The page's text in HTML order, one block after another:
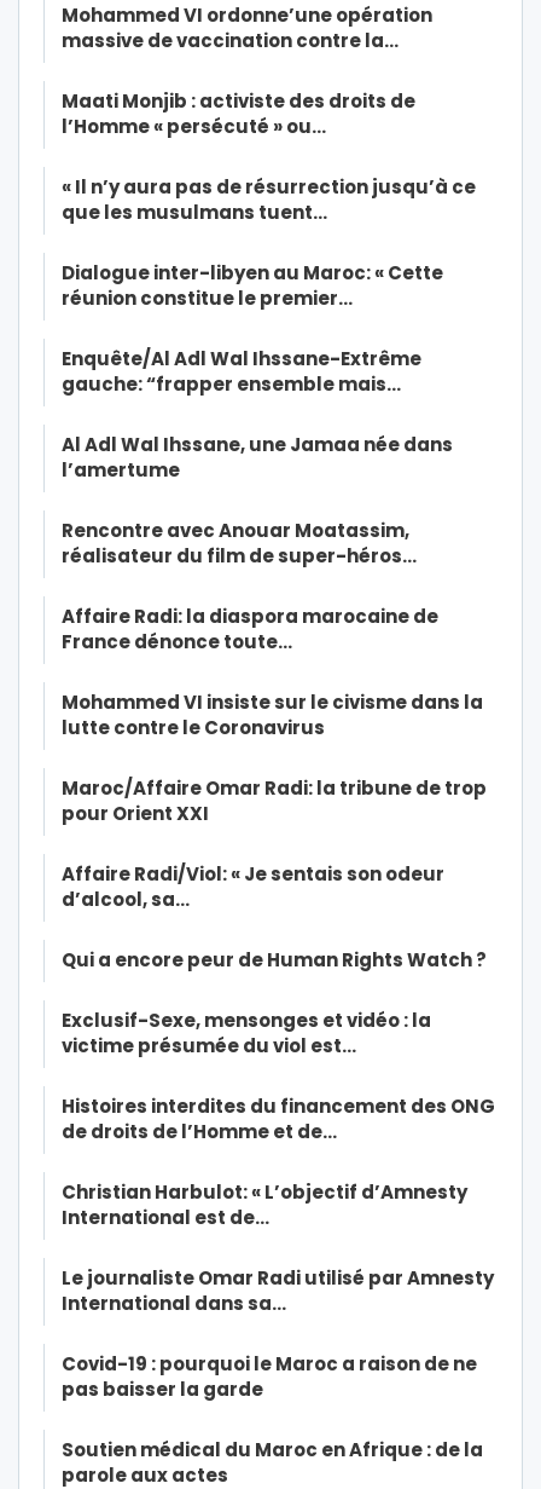
Mohammed VI ordonne’une opération
massive de vaccination contre la…
Maati Monjib : activiste des droits de
l’Homme « persécuté » ou…
« Il n’y aura pas de résurrection jusqu’à ce
que les musulmans tuent…
Dialogue inter-libyen au Maroc: « Cette
réunion constitue le premier…
Enquête/Al Adl Wal Ihssane-Extrême
gauche: “frapper ensemble mais…
Al Adl Wal Ihssane, une Jamaa née dans
l’amertume
Rencontre avec Anouar Moatassim,
réalisateur du film de super-héros…
Affaire Radi: la diaspora marocaine de
France dénonce toute…
Mohammed VI insiste sur le civisme dans la
lutte contre le Coronavirus
Maroc/Affaire Omar Radi: la tribune de trop
pour Orient XXI
Affaire Radi/Viol: « Je sentais son odeur
d’alcool, sa…
Qui a encore peur de Human Rights Watch ?
Exclusif-Sexe, mensonges et vidéo : la
victime présumée du viol est…
Histoires interdites du financement des ONG
de droits de l’Homme et de…
Christian Harbulot: « L’objectif d’Amnesty
International est de…
Le journaliste Omar Radi utilisé par Amnesty
International dans sa…
Covid-19 : pourquoi le Maroc a raison de ne
pas baisser la garde
Soutien médical du Maroc en Afrique : de la
parole aux actes